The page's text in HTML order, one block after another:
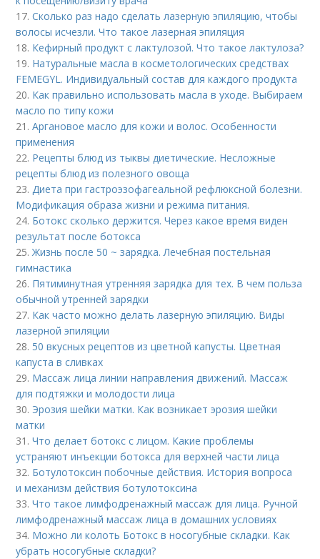
17.Сколько раз надо сделать лазерную эпиляцию, чтобы
волосы исчезли. Что такое лазерная эпиляция
18. Кефирный продукт с лактулозой. Что такое лактулоза?
19. Натуральные масла в косметологических средствах
FEMEGYL. Индивидуальный состав для каждого продукта
20. Как правильно использовать масла в уходе. Выбираем
масло по типу кожи
21.Аргановое масло для кожи и волос. Особенности
применения
22. Рецепты блюд из тыквы диетические. Несложные
рецепты блюд из полезного овоща
23.Диета при гастроэзофагеальной рефлюксной болезни.
Модификация образа жизни и режима питания.
24. Ботокс сколько держится. Через какое время виден
результат после ботокса
25.Жизнь после 50 ~ зарядка. Лечебная постельная
гимнастика
26. Пятиминутная утренняя зарядка для тех. В чем польза
обычной утренней зарядки
27. Как часто можно делать лазерную эпиляцию. Виды
лазерной эпиляции
28. 50 вкусных рецептов из цветной капусты. Цветная
капуста в сливках
29. Массаж лица линии направления движений. Массаж
для подтяжки и молодости лица
30. Эрозия шейки матки. Как возникает эрозия шейки
матки
31.Что делает ботокс с лицом. Какие проблемы
устраняют инъекции ботокса для верхней части лица
32. Ботулотоксин побочные действия. История вопроса
и механизм действия ботулотоксина
33.Что такое лимфодренажный массаж для лица. Ручной
лимфодренажный массаж лица в домашних условиях
34. Можно ли колоть Ботокс в носогубные складки. Как
убрать носогубные складки?